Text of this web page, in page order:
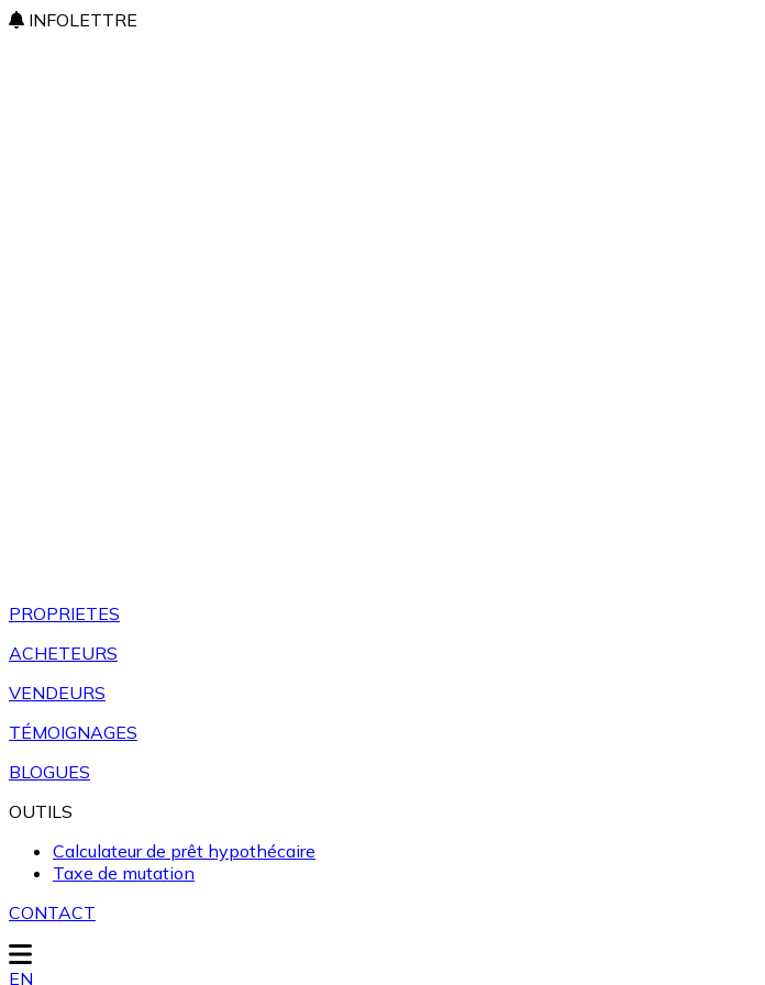
INFOLETTRE
PROPRIETES
ACHETEURS
VENDEURS
TÉMOIGNAGES
BLOGUES
OUTILS
Calculateur de prêt hypothécaire
Taxe de mutation
CONTACT
EN